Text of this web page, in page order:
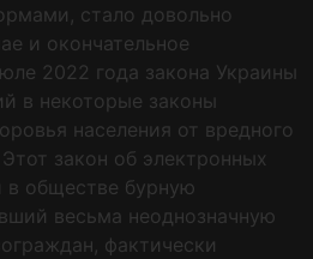
стало довольно
и окончательное
2022 года закона Украины
в некоторые законы
населения от вредного
закон об электронных
в обществе бурную
весьма неоднозначную
фактически